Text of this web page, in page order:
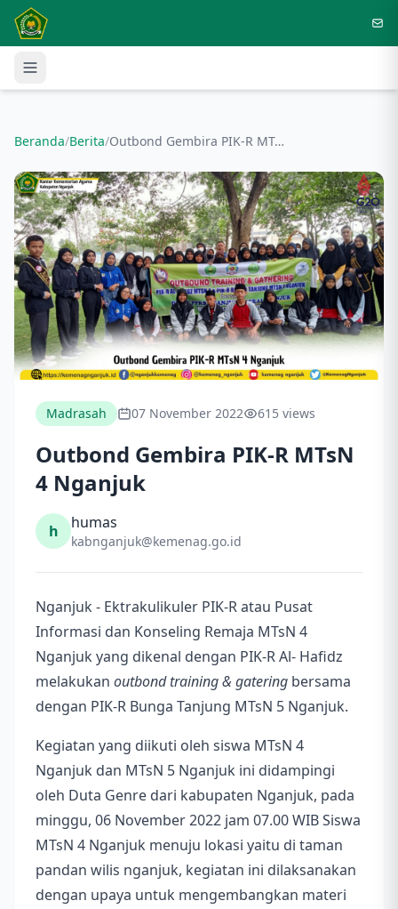
Langsung ke konten utama
Beranda/Berita/ Outbond Gembira PIK-R MTsN 4 Nganjuk
Madrasah 07 November 2022 615 views
Outbond Gembira PIK-R MTsN
4 Nganjuk
h humas
kabnganjuk@kemenag.go.id
Nganjuk - Ektrakulikuler PIK-R atau Pusat
Informasi dan Konseling Remaja MTsN 4
Nganjuk yang dikenal dengan PIK-R Al- Hafidz
melakukan outbond training & gatering bersama
dengan PIK-R Bunga Tanjung MTsN 5 Nganjuk.
Kegiatan yang diikuti oleh siswa MTsN 4
Nganjuk dan MTsN 5 Nganjuk ini didampingi
oleh Duta Genre dari kabupaten Nganjuk, pada
minggu, 06 November 2022 jam 07.00 WIB Siswa
MTsN 4 Nganjuk menuju lokasi yaitu di taman
pandan wilis nganjuk, kegiatan ini dilaksanakan
dengan upaya untuk mengembangkan materi